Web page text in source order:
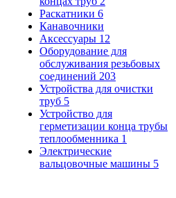
Раскатники 6
Канавочники
Аксессуары 12
Оборудование для
обслуживания резьбовых
соединений 203
Устройства для очистки
труб 5
Устройство для
герметизации конца трубы
теплообменника 1
Электрические
вальцовочные машины 5